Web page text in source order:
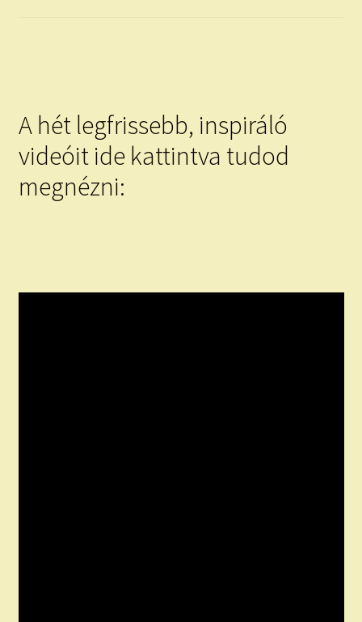
A hét legfrissebb, inspiráló
videóit ide kattintva tudod
megnézni: